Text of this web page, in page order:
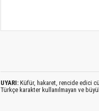
UYARI: Küfür, hakaret, rencide edici
Türkçe karakter kullanılmayan ve